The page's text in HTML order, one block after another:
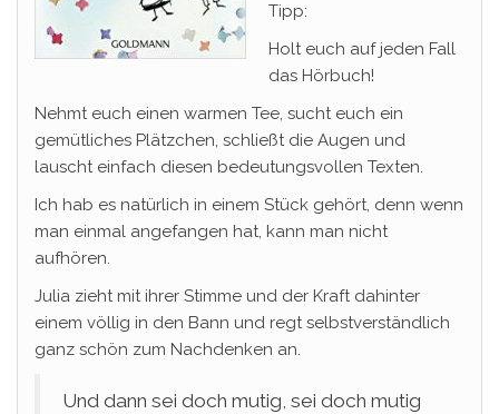
Tipp:
Holt euch auf jeden Fall
das Hörbuch!
Nehmt euch einen warmen Tee, sucht euch ein
gemütliches Plätzchen, schließt die Augen und
lauscht einfach diesen bedeutungsvollen Texten.
Ich hab es natürlich in einem Stück gehört, denn wenn
man einmal angefangen hat, kann man nicht
aufhören.
Julia zieht mit ihrer Stimme und der Kraft dahinter
einem völlig in den Bann und regt selbstverständlich
ganz schön zum Nachdenken an.
Und dann sei doch mutig, sei doch mutig